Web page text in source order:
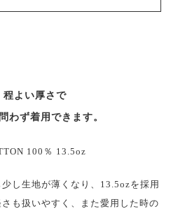
程よい厚さで
わず着用できます。
100％ 13.5oz
し生地が薄くなり、13.5ozを採用
も扱いやすく、また愛用した時の